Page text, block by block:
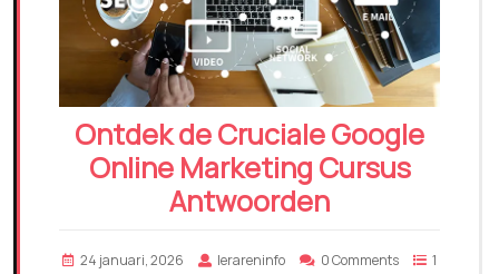
Ontdek de Cruciale Google
Online Marketing Cursus
Antwoorden
24 januari, 2026 lerareninfo 0 Comments
1